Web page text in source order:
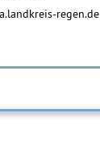
regen.de